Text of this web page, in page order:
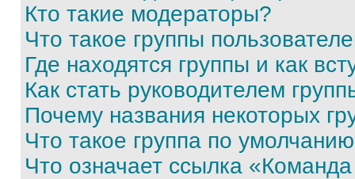
Кто такие модераторы?
Что такое группы
Где находятся группы и как
Как стать руководителем
Почему названия некоторых
Что такое группа по
Что означает ссылка